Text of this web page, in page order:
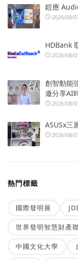
鎧應
2026/08/
HDBank
2026/08/
創智動能
邀分享AI
2026/08/
ASUSx三
2026/08/
熱門標籤
國際發明展
世界發明智慧財產
中國文化大學